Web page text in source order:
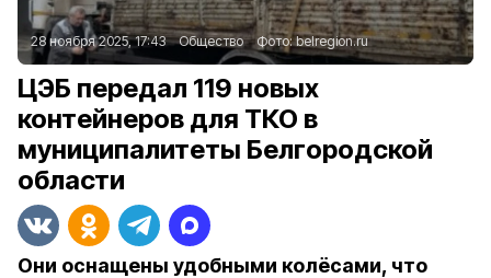
28 ноября 2025, 17:43 Общество Фото:belregion.ru
ЦЭБ передал 119 новых
контейнеров для ТКО в
муниципалитеты Белгородской
области
Они оснащены удобными колёсами, что